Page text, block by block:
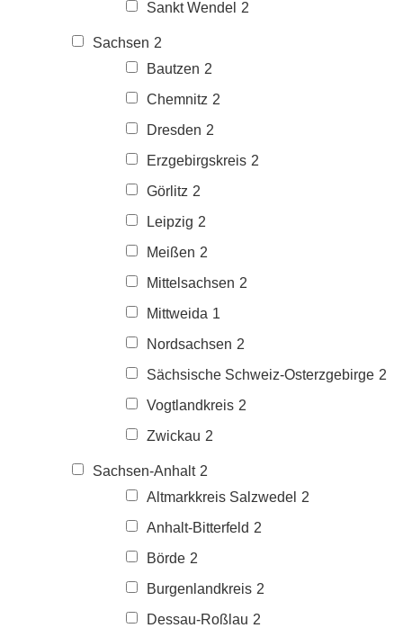
Sankt Wendel 2
Sachsen 2
Bautzen 2
Chemnitz 2
Dresden 2
Erzgebirgskreis 2
Görlitz 2
Leipzig 2
Meißen 2
Mittelsachsen 2
Mittweida 1
Nordsachsen 2
Sächsische Schweiz-Osterzgebirge 2
Vogtlandkreis 2
Zwickau 2
Sachsen-Anhalt 2
Altmarkkreis Salzwedel 2
Anhalt-Bitterfeld 2
Börde 2
Burgenlandkreis 2
Dessau-Roßlau 2